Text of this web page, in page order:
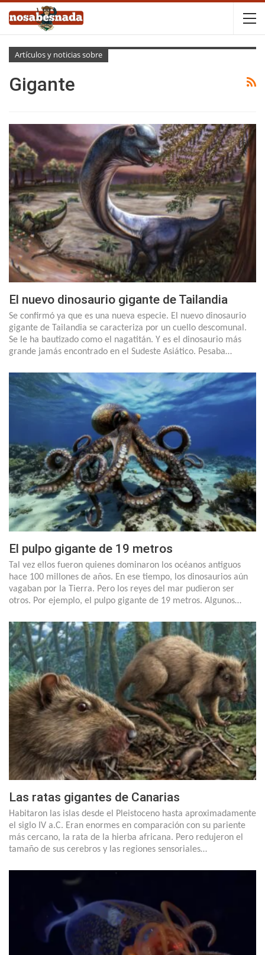
Artículos y noticias sobre
Gigante
El nuevo dinosaurio gigante de Tailandia
Se confirmó ya que es una nueva especie. El nuevo dinosaurio
gigante de Tailandia se caracteriza por un cuello descomunal.
Se le ha bautizado como el nagatitán. Y es el dinosaurio más
grande jamás encontrado en el Sudeste Asiático. Pesaba…
El pulpo gigante de 19 metros
Tal vez ellos fueron quienes dominaron los océanos antiguos
hace 100 millones de años. En ese tiempo, los dinosaurios aún
vagaban por la Tierra. Pero los reyes del mar pudieron ser
otros. Por ejemplo, el pulpo gigante de 19 metros. Algunos…
Las ratas gigantes de Canarias
Habitaron las islas desde el Pleistoceno hasta aproximadamente
el siglo IV a.C. Eran enormes en comparación con su pariente
más cercano, la rata de la hierba africana. Pero redujeron el
tamaño de sus cerebros y las regiones sensoriales…